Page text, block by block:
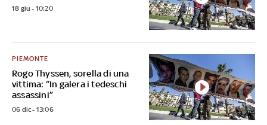
18 giu - 10:20
Rogo Thyssen, sorella di una
vittima: “In galera i tedeschi
assassini”
PIEMONTE
06 dic - 13:06